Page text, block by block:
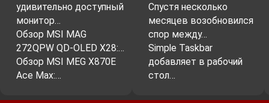
удивительно доступный
монитор…
Обзор MSI MAG
272QPW QD-OLED X28:…
Обзор MSI MEG X870E
Ace Max:…
Спустя несколько
месяцев возобновился
спор между…
Simple Taskbar
добавляет в рабочий
стол…